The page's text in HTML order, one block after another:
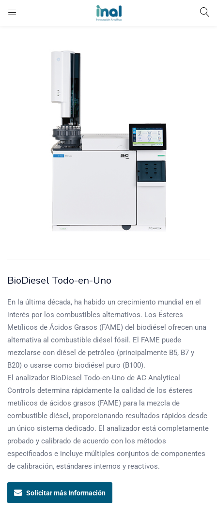
BioDiesel Todo-en-Uno
En la última década, ha habido un crecimiento mundial en el
interés por los combustibles alternativos. Los Ésteres
Metílicos de Ácidos Grasos (FAME) del biodiésel ofrecen una
alternativa al combustible diésel fósil. El FAME puede
mezclarse con diésel de petróleo (principalmente B5, B7 y
B20) o usarse como biodiésel puro (B100).
El analizador BioDiesel Todo-en-Uno de AC Analytical
Controls determina rápidamente la calidad de los ésteres
metílicos de ácidos grasos (FAME) para la mezcla de
combustible diésel, proporcionando resultados rápidos desde
un único sistema dedicado. El analizador está completamente
probado y calibrado de acuerdo con los métodos
especificados e incluye múltiples conjuntos de componentes
de calibración, estándares internos y reactivos.
Solicitar más Información